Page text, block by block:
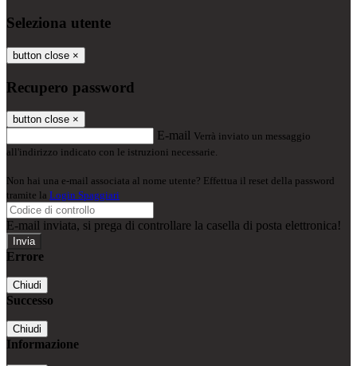
Seleziona utente
button close ×
Recupero password
button close ×
E-mail Verrà inviato un messaggio
all'indirizzo indicato con le istruzioni necessarie.
Non hai una e-mail associata al nome utente? Effettua il reset della password
tramite la Login Spaggiari
E-mail inviata, si prega di controllare la casella di posta elettronica!
Errore
Chiudi
Successo
Chiudi
Informazione